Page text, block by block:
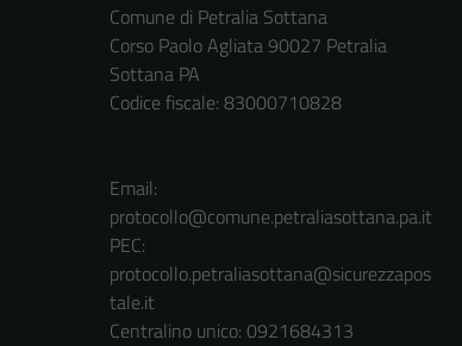
Comune di Petralia Sottana
Corso Paolo Agliata 90027 Petralia
Sottana PA
Codice fiscale: 83000710828
Email:
protocollo@comune.petraliasottana.pa.it
PEC:
protocollo.petraliasottana@sicurezzapos
tale.it
Centralino unico: 0921684313